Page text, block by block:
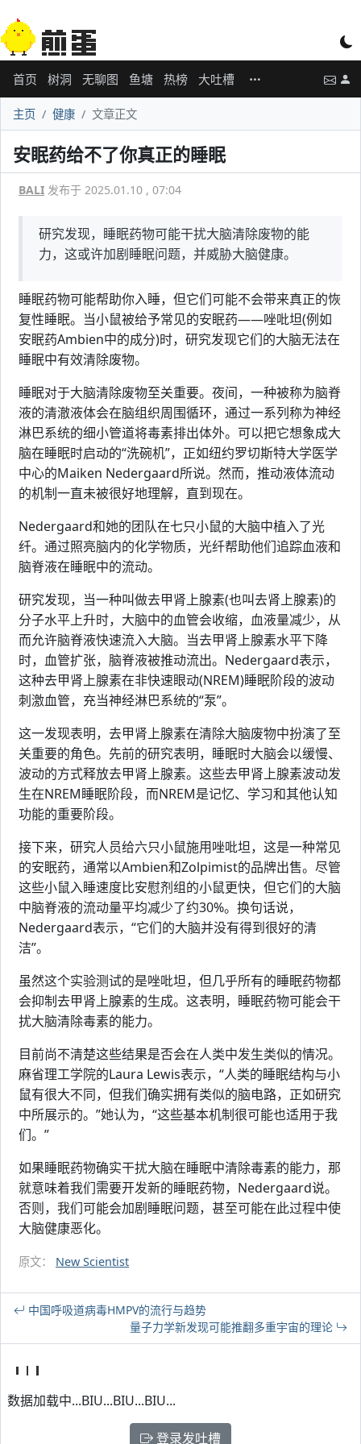
首页 树洞 无聊图 鱼塘 热榜 大吐槽
主页 健康 文章正文
安眠药给不了你真正的睡眠
BALI 发布于 2025.01.10 , 07:04
研究发现，睡眠药物可能干扰大脑清除废物的能
力，这或许加剧睡眠问题，并威胁大脑健康。
睡眠药物可能帮助你入睡，但它们可能不会带来真正的恢
复性睡眠。当小鼠被给予常见的安眠药——唑吡坦(例如
安眠药Ambien中的成分)时，研究发现它们的大脑无法在
睡眠中有效清除废物。
睡眠对于大脑清除废物至关重要。夜间，一种被称为脑脊
液的清澈液体会在脑组织周围循环，通过一系列称为神经
淋巴系统的细小管道将毒素排出体外。可以把它想象成大
脑在睡眠时启动的“洗碗机”，正如纽约罗切斯特大学医学
中心的Maiken Nedergaard所说。然而，推动液体流动
的机制一直未被很好地理解，直到现在。
Nedergaard和她的团队在七只小鼠的大脑中植入了光
纤。通过照亮脑内的化学物质，光纤帮助他们追踪血液和
脑脊液在睡眠中的流动。
研究发现，当一种叫做去甲肾上腺素(也叫去肾上腺素)的
分子水平上升时，大脑中的血管会收缩，血液量减少，从
而允许脑脊液快速流入大脑。当去甲肾上腺素水平下降
时，血管扩张，脑脊液被推动流出。Nedergaard表示，
这种去甲肾上腺素在非快速眼动(NREM)睡眠阶段的波动
刺激血管，充当神经淋巴系统的“泵”。
这一发现表明，去甲肾上腺素在清除大脑废物中扮演了至
关重要的角色。先前的研究表明，睡眠时大脑会以缓慢、
波动的方式释放去甲肾上腺素。这些去甲肾上腺素波动发
生在NREM睡眠阶段，而NREM是记忆、学习和其他认知
功能的重要阶段。
接下来，研究人员给六只小鼠施用唑吡坦，这是一种常见
的安眠药，通常以Ambien和Zolpimist的品牌出售。尽管
这些小鼠入睡速度比安慰剂组的小鼠更快，但它们的大脑
中脑脊液的流动量平均减少了约30%。换句话说，
Nedergaard表示，“它们的大脑并没有得到很好的清
洁”。
虽然这个实验测试的是唑吡坦，但几乎所有的睡眠药物都
会抑制去甲肾上腺素的生成。这表明，睡眠药物可能会干
扰大脑清除毒素的能力。
目前尚不清楚这些结果是否会在人类中发生类似的情况。
麻省理工学院的Laura Lewis表示，“人类的睡眠结构与小
鼠有很大不同，但我们确实拥有类似的脑电路，正如研究
中所展示的。”她认为，“这些基本机制很可能也适用于我
们。”
如果睡眠药物确实干扰大脑在睡眠中清除毒素的能力，那
就意味着我们需要开发新的睡眠药物，Nedergaard说。
否则，我们可能会加剧睡眠问题，甚至可能在此过程中使
大脑健康恶化。
原文： New Scientist
中国呼吸道病毒HMPV的流行与趋势
量子力学新发现可能推翻多重宇宙的理论
数据加载中...BIU...BIU...BIU...
登录发吐槽